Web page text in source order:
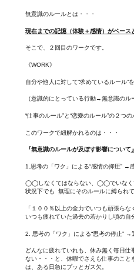
無意識のルールとは・・・
現在までの記憶（体験＋感情）がベース
そこで、２回目のワークです。
《WORK》
自分や他人に対して”求めているルール”
（意識的にとっている行動→無意識のル
“仕事のルール”と“恋愛のルール”の２つ
このワークで紐解かれるのは・・・
『無意識のルールが及ぼす影響について』
1.思考の「ワク」による“感情の抑圧” →
◯◯しなくてはならない、◯◯でいなく
状況下でも 無理にそのルールに縛られ
「１００％以上の全力でいつも頑張ら
いつも疲れていた過去の若かりし頃の自
2. 思考の「ワク」による“思考の停止” →
どんなに疲れていれも、休み無く毎日
ない・・・と、休暇でさえも仕事のこ
は、ある日急にプッとガス欠。